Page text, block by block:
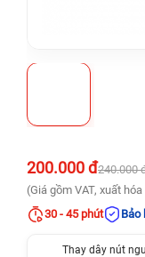
200.000 đ240.000
(Giá gồm VAT, xuất
30 - 45 phút
Bảo
Thay dây nút